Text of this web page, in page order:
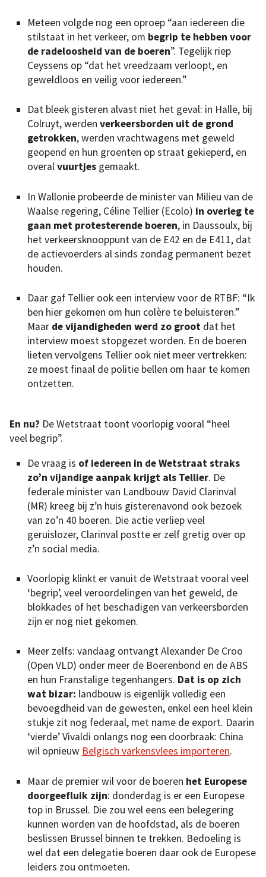
Meteen volgde nog een oproep “aan iedereen die
stilstaat in het verkeer, om begrip te hebben voor
de radeloosheid van de boeren”. Tegelijk riep
Ceyssens op “dat het vreedzaam verloopt, en
geweldloos en veilig voor iedereen.”
Dat bleek gisteren alvast niet het geval: in Halle, bij
Colruyt, werden verkeersborden uit de grond
getrokken, werden vrachtwagens met geweld
geopend en hun groenten op straat gekieperd, en
overalvuurtjes gemaakt.
In Wallonië probeerde de minister van Milieu van de
Waalse regering, Céline Tellier (Ecolo) in overleg te
gaan met protesterende boeren, in Daussoulx, bij
het verkeersknooppunt van de E42 en de E411, dat
de actievoerders al sinds zondag permanent bezet
houden.
Daar gaf Tellier ook een interview voor de RTBF: “Ik
ben hier gekomen om hun colère te beluisteren.”
Maar de vijandigheden werd zo groot dat het
interview moest stopgezet worden. En de boeren
lieten vervolgens Tellier ook niet meer vertrekken:
ze moest finaal de politie bellen om haar te komen
ontzetten.
En nu? De Wetstraat toont voorlopig vooral “heel
veel begrip”.
De vraag is of iedereen in de Wetstraat straks
zo’n vijandige aanpak krijgt als Tellier. De
federale minister van Landbouw David Clarinval
(MR) kreeg bij z’n huis gisterenavond ook bezoek
van zo’n 40 boeren. Die actie verliep veel
geruislozer, Clarinval postte er zelf gretig over op
z’n social media.
Voorlopig klinkt er vanuit de Wetstraat vooral veel
‘begrip’, veel veroordelingen van het geweld, de
blokkades of het beschadigen van verkeersborden
zijn er nog niet gekomen.
Meer zelfs: vandaag ontvangt Alexander De Croo
(Open VLD) onder meer de Boerenbond en de ABS
en hun Franstalige tegenhangers. Dat is op zich
wat bizar: landbouw is eigenlijk volledig een
bevoegdheid van de gewesten, enkel een heel klein
stukje zit nog federaal, met name de export. Daarin
‘vierde’ Vivaldi onlangs nog een doorbraak: China
wil opnieuw Belgisch varkensvlees importeren.
Maar de premier wil voor de boeren het Europese
doorgeefluik zijn: donderdag is er een Europese
top in Brussel. Die zou wel eens een belegering
kunnen worden van de hoofdstad, als de boeren
beslissen Brussel binnen te trekken. Bedoeling is
wel dat een delegatie boeren daar ook de Europese
leiders zou ontmoeten.